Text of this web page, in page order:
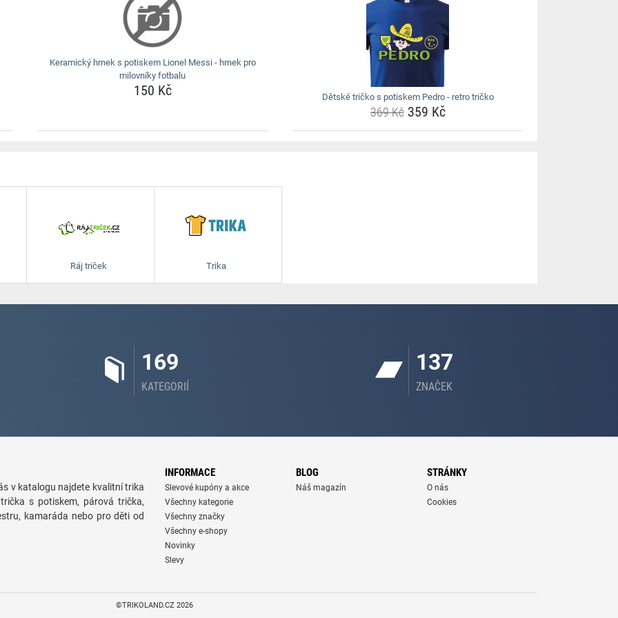
Keramický hrnek s potiskem Lionel Messi - hrnek pro
milovníky fotbalu
150 Kč Dětské tričko s potiskem Pedro - retro tričko
369 Kč359 Kč
Ráj triček Trika
169
KATEGORIÍ
137
ZNAČEK
v katalogu najdete kvalitní trika
s potiskem, párová trička,
kamaráda nebo pro děti od
INFORMACE
Slevové kupóny a akce
Všechny kategorie
Všechny značky
Všechny e-shopy
Novinky
Slevy
BLOG
Náš magazín
STRÁNKY
O nás
Cookies
©TRIKOLAND.CZ 2026